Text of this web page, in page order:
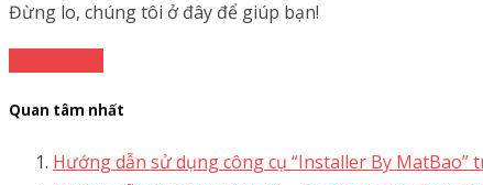
Đừng lo, chúng tôi ở đây để giúp bạn!
Quan tâm nhất
Hướng dẫn sử dụng công cụ “Installer By MatBao”